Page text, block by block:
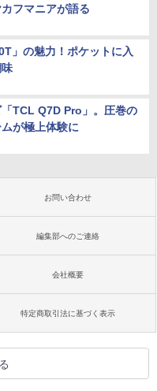
フマニアが語る
」の魅力！ポケットに入
TCL Q7D Pro」。圧巻の
が極上体験に
お問い合わせ
編集部へのご連絡
会社概要
特定商取引法に基づく表示